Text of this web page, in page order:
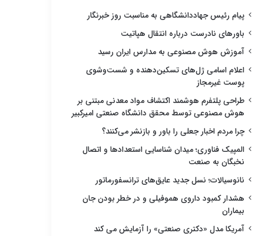
پیام رئیس جهاددانشگاهی به مناسبت روز خبرنگار
باورهای نادرست درباره انتقال هپاتیت
آموزش هوش مصنوعی به مدارس ایران رسید
اعلام اسامی ژل‌های تسکین‌دهنده و شست‌وشوی
پوست غیرمجاز
طراحی پلتفرم هوشمند اکتشاف مواد معدنی مبتنی بر
هوش مصنوعی توسط محقق دانشگاه صنعتی امیرکبیر
چرا مردم اخبار جعلی را باور و بازنشر می‌کنند؟
المپیک فناوری؛ میدان شناسایی استعدادها و اتصال
نخبگان به صنعت
نانوسیالات؛ نسل جدید عایق‌های ترانسفورماتور
هشدار کمبود داروی هموفیلی و در خطر بودن جان
بیماران
آمریکا مدل «دکتری صنعتی» را آزمایش می کند